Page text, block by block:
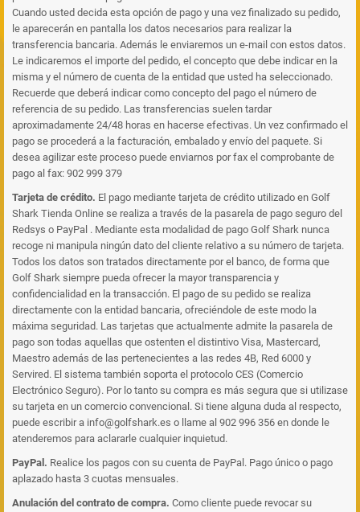
Cuando usted decida esta opción de pago y una vez finalizado su pedido,
le aparecerán en pantalla los datos necesarios para realizar la
transferencia bancaria. Además le enviaremos un e-mail con estos datos.
Le indicaremos el importe del pedido, el concepto que debe indicar en la
misma y el número de cuenta de la entidad que usted ha seleccionado.
Recuerde que deberá indicar como concepto del pago el número de
referencia de su pedido. Las transferencias suelen tardar
aproximadamente 24/48 horas en hacerse efectivas. Un vez confirmado el
pago se procederá a la facturación, embalado y envío del paquete. Si
desea agilizar este proceso puede enviarnos por fax el comprobante de
pago al fax: 902 999 379
Tarjeta de crédito. El pago mediante tarjeta de crédito utilizado en Golf
Shark Tienda Online se realiza a través de la pasarela de pago seguro del
Redsys o PayPal . Mediante esta modalidad de pago Golf Shark nunca
recoge ni manipula ningún dato del cliente relativo a su número de tarjeta.
Todos los datos son tratados directamente por el banco, de forma que
Golf Shark siempre pueda ofrecer la mayor transparencia y
confidencialidad en la transacción. El pago de su pedido se realiza
directamente con la entidad bancaria, ofreciéndole de este modo la
máxima seguridad. Las tarjetas que actualmente admite la pasarela de
pago son todas aquellas que ostenten el distintivo Visa, Mastercard,
Maestro además de las pertenecientes a las redes 4B, Red 6000 y
Servired. El sistema también soporta el protocolo CES (Comercio
Electrónico Seguro). Por lo tanto su compra es más segura que si utilizase
su tarjeta en un comercio convencional. Si tiene alguna duda al respecto,
puede escribir a info@golfshark.es o llame al 902 996 356 en donde le
atenderemos para aclararle cualquier inquietud.
PayPal. Realice los pagos con su cuenta de PayPal. Pago único o pago
aplazado hasta 3 cuotas mensuales.
Anulación del contrato de compra. Como cliente puede revocar su